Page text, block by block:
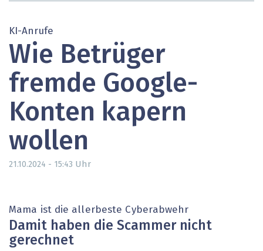
KI-Anrufe
Wie Betrüger
fremde Google-
Konten kapern
wollen
21.10.2024 - 15:43 Uhr
Mama ist die allerbeste Cyberabwehr
Damit haben die Scammer nicht
gerechnet